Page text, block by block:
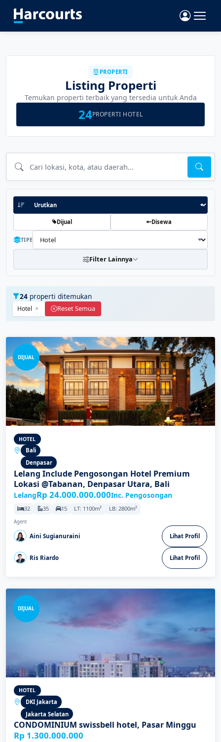
PROPERTI
Listing Properti
Temukan properti terbaik yang tersedia untuk Anda
24PROPERTI HOTEL
Dijual Disewa
TIPE
Filter Lainnya
24properti ditemukan
Hotel Reset Semua
DIJUAL
HOTEL
Bali
Denpasar
Lelang Include Pengosongan Hotel Premium
Lokasi @Tabanan, Denpasar Utara, Bali
LelangRp 24.000.000.000Inc. Pengosongan
32 35 15 LT: 1100m² LB: 2800m²
Agent
Aini Sugianuraini Lihat Profil
Ris Riardo Lihat Profil
DIJUAL
HOTEL
DKI Jakarta
Jakarta Selatan
CONDOMINIUM swissbell hotel, Pasar Minggu
Rp 1.300.000.000